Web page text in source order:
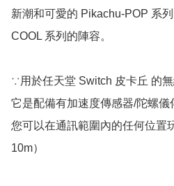
新潮和可愛的 Pikachu-POP 系
COOL 系列的陣容。
∵用於任天堂 Switch 皮卡丘 的
它是配備有加速度傳感器/陀螺儀
您可以在通訊範圍內的任何位置
10m）